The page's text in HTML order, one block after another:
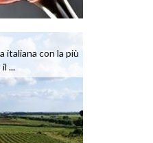
italiana con la più
...